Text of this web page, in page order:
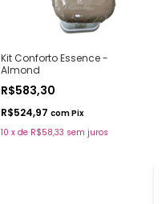
Kit Conforto Essence -
Almond
R$583,30
R$524,97 comPix
10 x de R$58,33 sem juros